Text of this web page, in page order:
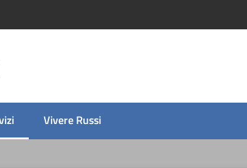
selezionatoVivere Russi